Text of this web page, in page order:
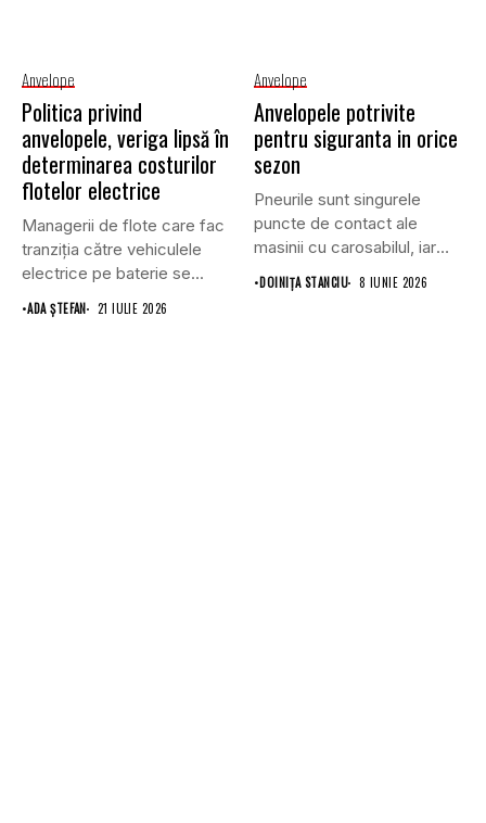
Anvelope
Politica privind
anvelopele, veriga lipsă în
determinarea costurilor
flotelor electrice
Managerii de flote care fac
tranziția către vehiculele
electrice pe baterie se...
•ADA ȘTEFAN 21 IULIE 2026
Anvelope
Anvelopele potrivite
pentru siguranta in orice
sezon
Pneurile sunt singurele
puncte de contact ale
masinii cu carosabilul, iar
performanta...
•DOINIŢA STANCIU 8 IUNIE 2026